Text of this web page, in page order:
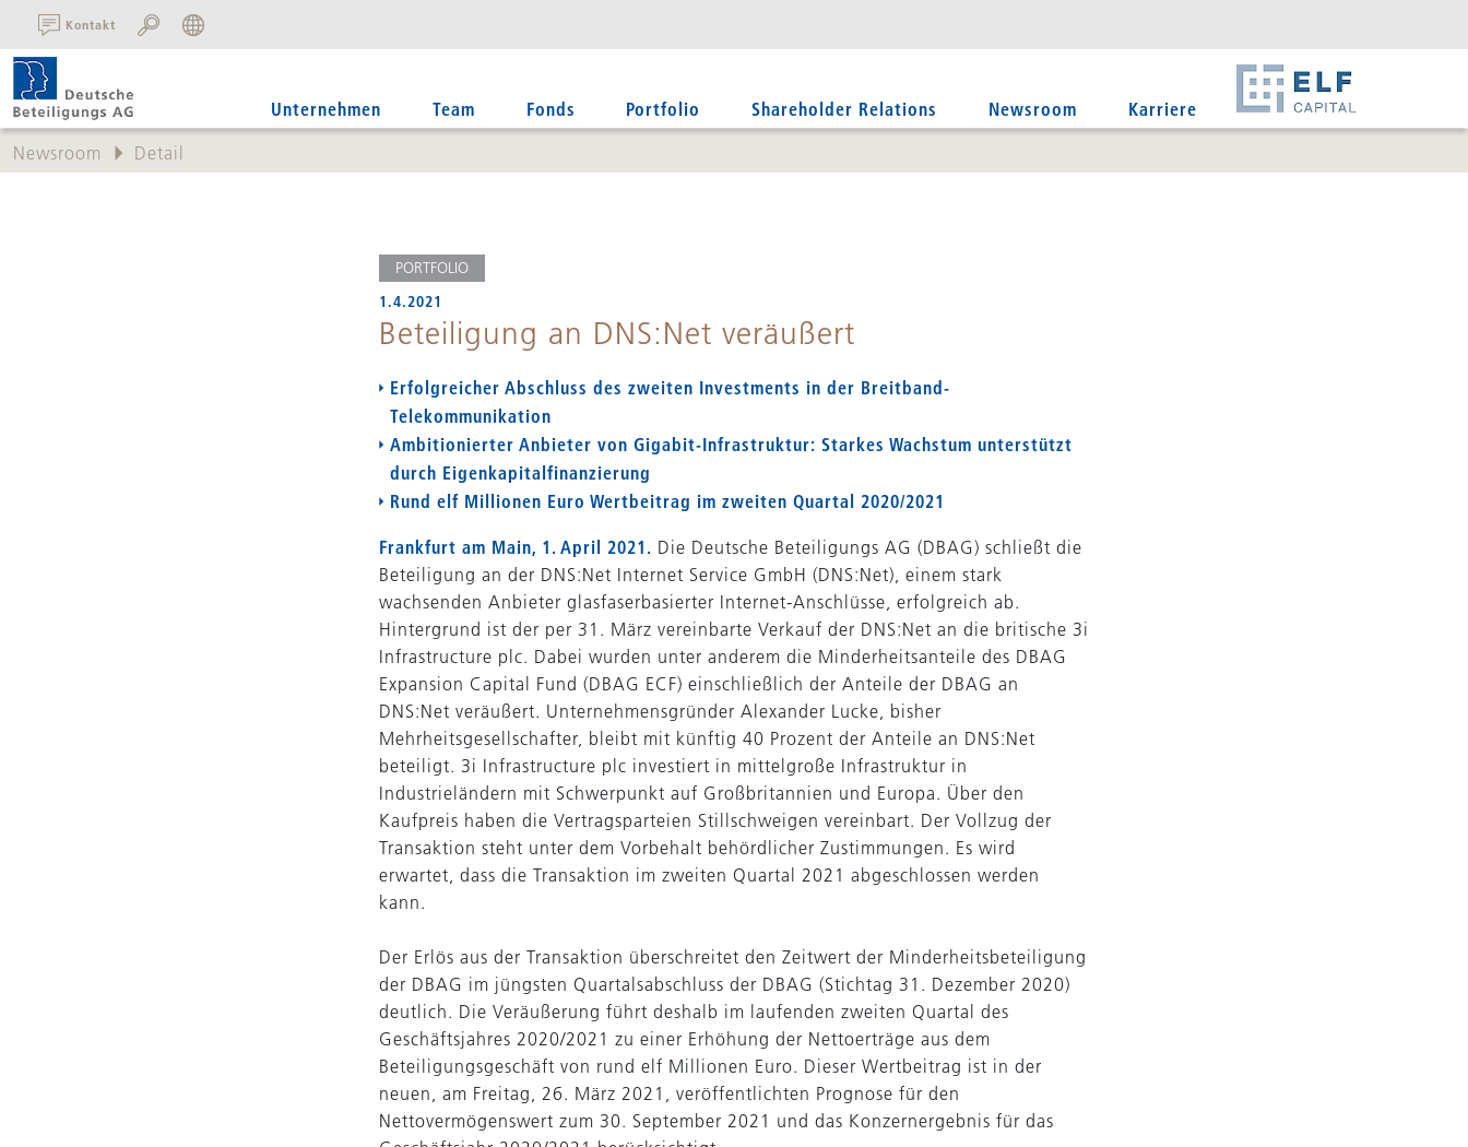
SUCHE:
Kontakt
Unternehmen Team Fonds Portfolio Shareholder Relations Newsroom Karriere
Newsroom Detail
PORTFOLIO
1.4.2021
Beteiligung an DNS:Net veräußert
Erfolgreicher Abschluss des zweiten Investments in der Breitband-
Telekommunikation
Ambitionierter Anbieter von Gigabit-Infrastruktur: Starkes Wachstum unterstützt
durch Eigenkapitalfinanzierung
Rund elf Millionen Euro Wertbeitrag im zweiten Quartal 2020/2021
Frankfurt am Main, 1. April 2021. Die Deutsche Beteiligungs AG (DBAG) schließt die
Beteiligung an der DNS:Net Internet Service GmbH (DNS:Net), einem stark
wachsenden Anbieter glasfaserbasierter Internet-Anschlüsse, erfolgreich ab.
Hintergrund ist der per 31. März vereinbarte Verkauf der DNS:Net an die britische 3i
Infrastructure plc. Dabei wurden unter anderem die Minderheitsanteile des DBAG
Expansion Capital Fund (DBAG ECF) einschließlich der Anteile der DBAG an
DNS:Net veräußert. Unternehmensgründer Alexander Lucke, bisher
Mehrheitsgesellschafter, bleibt mit künftig 40 Prozent der Anteile an DNS:Net
beteiligt. 3i Infrastructure plc investiert in mittelgroße Infrastruktur in
Industrieländern mit Schwerpunkt auf Großbritannien und Europa. Über den
Kaufpreis haben die Vertragsparteien Stillschweigen vereinbart. Der Vollzug der
Transaktion steht unter dem Vorbehalt behördlicher Zustimmungen. Es wird
erwartet, dass die Transaktion im zweiten Quartal 2021 abgeschlossen werden
kann.
Der Erlös aus der Transaktion überschreitet den Zeitwert der Minderheitsbeteiligung
der DBAG im jüngsten Quartalsabschluss der DBAG (Stichtag 31. Dezember 2020)
deutlich. Die Veräußerung führt deshalb im laufenden zweiten Quartal des
Geschäftsjahres 2020/2021 zu einer Erhöhung der Nettoerträge aus dem
Beteiligungsgeschäft von rund elf Millionen Euro. Dieser Wertbeitrag ist in der
neuen, am Freitag, 26. März 2021, veröffentlichten Prognose für den
Nettovermögenswert zum 30. September 2021 und das Konzernergebnis für das